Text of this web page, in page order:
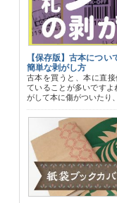
【保存版】古本につ
簡単な剥がし方
古本を買うと、本に直
ていることが多いですよ
がして本に傷がついたり